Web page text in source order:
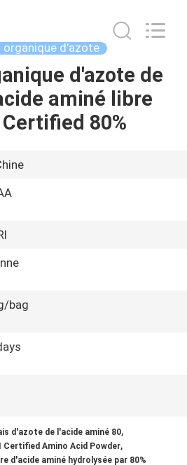
organique d'azote
d'azote de
aminé libre
Certified 80%
bag
d'azote de l'acide aminé 80,
Certified Amino Acid Powder,
d'acide aminé hydrolysée par 80%